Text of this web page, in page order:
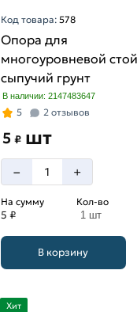
Код товара: 578
Опора для
многоуровневой
сыпучий грунт
В наличии: 2147483647
5 2 отзывов
5 ₽ шт
– +
На сумму
5 ₽
Кол-во
1 шт
В корзину
Хит